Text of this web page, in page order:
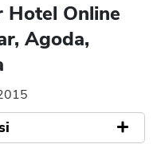
Hotel Online
Agoda,